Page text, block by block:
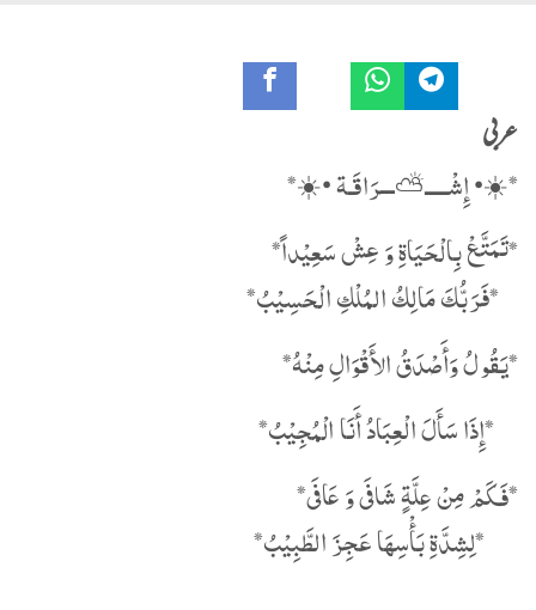
عربی
‏*☀️• إِشْـــــ⛅️ـــرَاقَـة •☀️*
*تَمَتَّعْ بِالْحَيَاةِ وَ عِشْ سَعِيْداً*
‏ *فَرَبُّكَ مَالِكُ المُلْكِ الْحَسِيْبُ*
‏*يَقُولُ وَأَصْدَقُ الأَقْوَالِ مِنْهُ*
*إِذَا سَأَلَ الْعِبَادُ أَنَا الْمُجِيْبُ*
*‏فَكَمْ مِنْ عِلَّةٍ شَافَى وَ عَافَى*
‏ *لِشِدَّةِ بَأْسِهَا عَجِزَ الطَّبِيْبُ*